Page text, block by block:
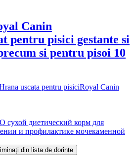
Canin
pentru pisici gestante si
si pentru pisoi 10
uscata pentru pisiciRoyal Canin
din lista de dorințe